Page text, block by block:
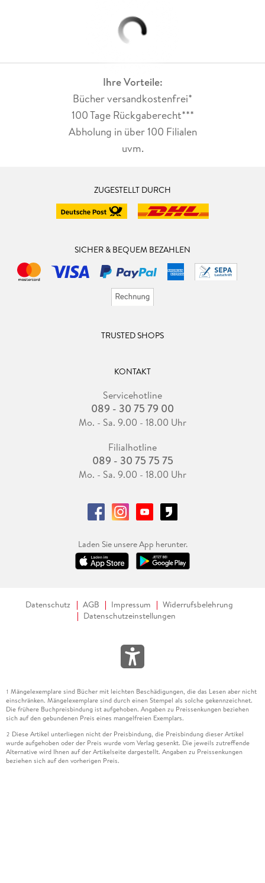
Ihre Vorteile:
Bücher versandkostenfrei*
100 Tage Rückgaberecht***
Abholung in über 100 Filialen
uvm.
ZUGESTELLT DURCH
SICHER & BEQUEM BEZAHLEN
TRUSTED SHOPS
KONTAKT
Servicehotline
089 - 30 75 79 00
Mo. - Sa. 9.00 - 18.00 Uhr
Filialhotline
089 - 30 75 75 75
Mo. - Sa. 9.00 - 18.00 Uhr
Laden Sie unsere App herunter.
Datenschutz AGB Impressum
Widerrufsbelehrung
Datenschutzeinstellungen
1 Mängelexemplare sind Bücher mit leichten Beschädigungen, die das Lesen aber nicht
einschränken. Mängelexemplare sind durch einen Stempel als solche gekennzeichnet.
Die frühere Buchpreisbindung ist aufgehoben. Angaben zu Preissenkungen beziehen
sich auf den gebundenen Preis eines mangelfreien Exemplars.
2 Diese Artikel unterliegen nicht der Preisbindung, die Preisbindung dieser Artikel
wurde aufgehoben oder der Preis wurde vom Verlag gesenkt. Die jeweils zutreffende
Alternative wird Ihnen auf der Artikelseite dargestellt. Angaben zu Preissenkungen
beziehen sich auf den vorherigen Preis.